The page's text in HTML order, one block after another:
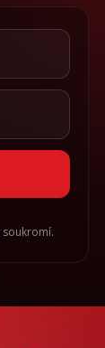
soukromí.